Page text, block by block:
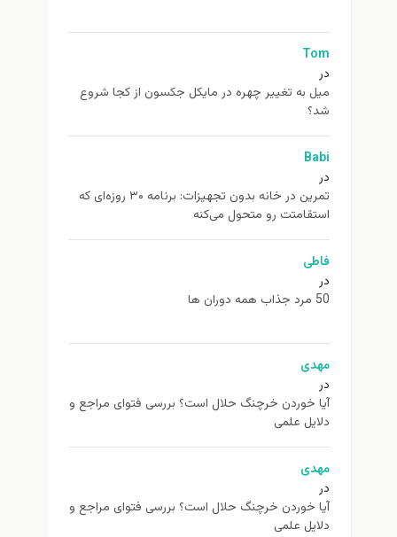
Tom
در
ميل به تغيير چهره در مایکل جکسون از كجا شروع
شد؟
Babi
در
تمرین در خانه بدون تجهیزات: برنامه ۳۰ روزه‌ای که
استقامتت رو متحول می‌کنه
فاطی
در
50 مرد جذاب همه دوران ها
مهدی
در
آیا خوردن خرچنگ حلال است؟ بررسی فتوای مراجع و
دلایل علمی
مهدی
در
آیا خوردن خرچنگ حلال است؟ بررسی فتوای مراجع و
دلایل علمی